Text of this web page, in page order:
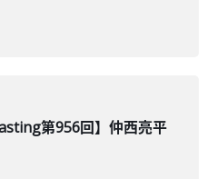
第956回】仲西亮平